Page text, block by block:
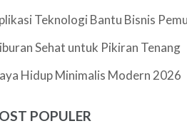
Teknologi Bantu Bisnis
Sehat untuk Pikiran Tenang
Hidup Minimalis Modern 2026
POPULER